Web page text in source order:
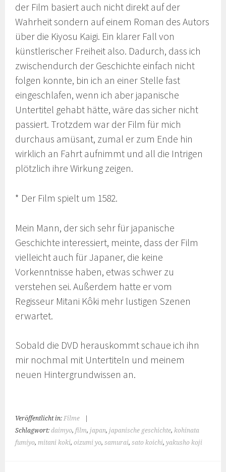
der Film basiert auch nicht direkt auf der
Wahrheit sondern auf einem Roman des Autors
über die Kiyosu Kaigi. Ein klarer Fall von
künstlerischer Freiheit also. Dadurch, dass ich
zwischendurch der Geschichte einfach nicht
folgen konnte, bin ich an einer Stelle fast
eingeschlafen, wenn ich aber japanische
Untertitel gehabt hätte, wäre das sicher nicht
passiert. Trotzdem war der Film für mich
durchaus amüsant, zumal er zum Ende hin
wirklich an Fahrt aufnimmt und all die Intrigen
plötzlich ihre Wirkung zeigen.
* Der Film spielt um 1582.
Mein Mann, der sich sehr für japanische
Geschichte interessiert, meinte, dass der Film
vielleicht auch für Japaner, die keine
Vorkenntnisse haben, etwas schwer zu
verstehen sei. Außerdem hatte er vom
Regisseur Mitani Kôki mehr lustigen Szenen
erwartet.
Sobald die DVD herauskommt schaue ich ihn
mir nochmal mit Untertiteln und meinem
neuen Hintergrundwissen an.
Veröffentlicht in: Filme
Schlagwort:daimyo, film, japan, japanische geschichte, kohinata
fumiyo, mitani koki,oizumi yo,samurai,sato koichi,yakusho koji